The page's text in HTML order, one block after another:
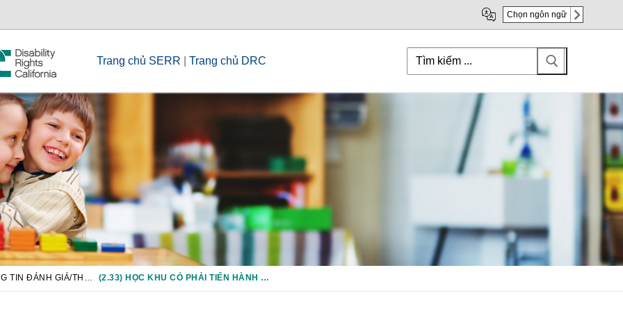
Chọn ngôn ngữ
Trang chủ SERR Trang chủ DRC
Search
for:
(2.33) HỌC KHU CÓ PHẢI TIẾN HÀNH KIỂM TRA BỔ SUNG CHO MỖI HỌC SINH KHUYẾT TẬT TRONG QUÁ TRÌNH ĐÁNH GIÁ LẠI HAY KHÔNG?